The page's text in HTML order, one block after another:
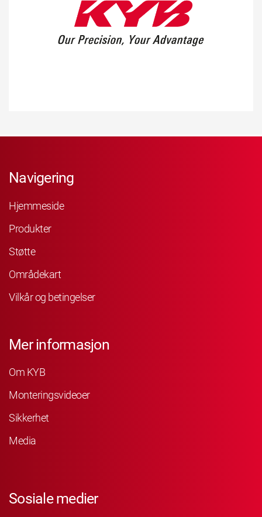
Navigering
Hjemmeside
Produkter
Støtte
Områdekart
Vilkår og betingelser
Mer informasjon
Om KYB
Monteringsvideoer
Sikkerhet
Media
Sosiale medier